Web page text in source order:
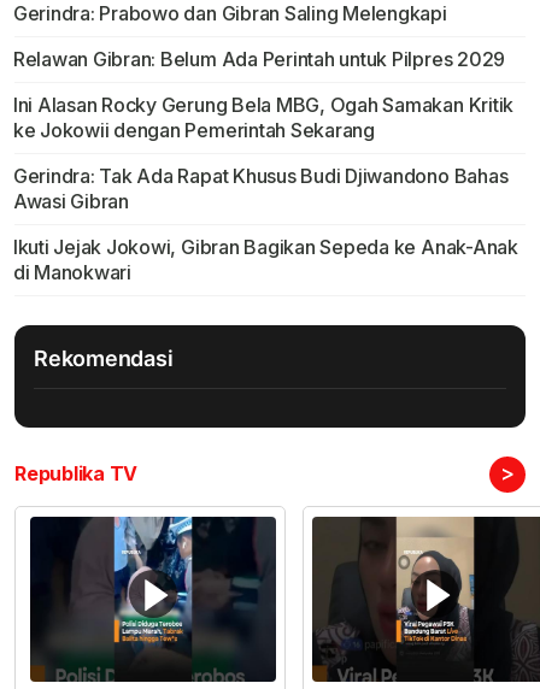
Gerindra: Prabowo dan Gibran Saling Melengkapi
Relawan Gibran: Belum Ada Perintah untuk Pilpres 2029
Ini Alasan Rocky Gerung Bela MBG, Ogah Samakan Kritik
ke Jokowii dengan Pemerintah Sekarang
Gerindra: Tak Ada Rapat Khusus Budi Djiwandono Bahas
Awasi Gibran
Ikuti Jejak Jokowi, Gibran Bagikan Sepeda ke Anak-Anak
di Manokwari
Rekomendasi
Republika TV >